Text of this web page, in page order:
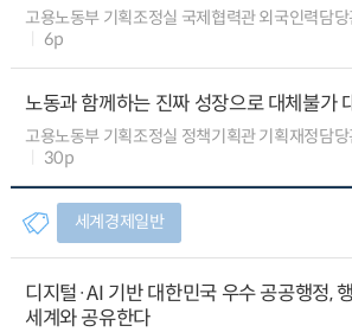
고용노동부 기획조정실 국제협력관 외국인력담
6p
노동과 함께하는 진짜 성장으로 대체불가
고용노동부 기획조정실 정책기획관 기획재정담
30p
세계경제일반
디지털·AI 기반 대한민국 우수 공공행정,
세계와 공유한다